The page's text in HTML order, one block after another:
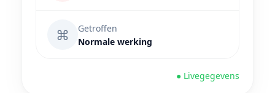
⌘
Getroffen
Normale werking
● Livegegevens